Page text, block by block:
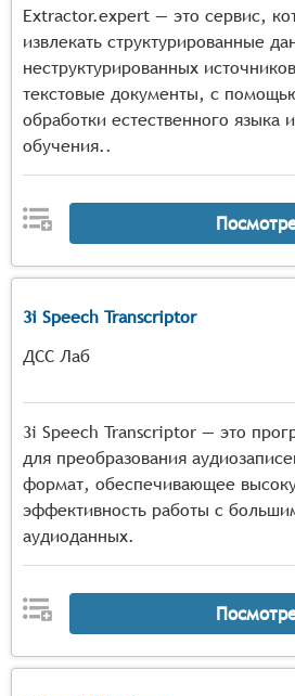
Extractor.expert — это сервис,
извлекать структурированные
неструктурированных
текстовые документы, с
обработки естественного языка
обучения..
3i Speech Transcriptor
ДСС Лаб
3i Speech Transcriptor — это
для преобразования
формат, обеспечивающее
эффективность работы с
аудиоданных.